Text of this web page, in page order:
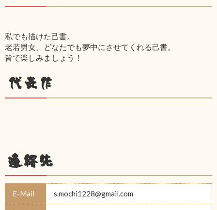
私でも描けた己書。
老若男女、どなたでも夢中にさせてくれる己書。
皆で楽しみましょう！
代表作
連絡先
E-Mail s.mochi1228@gmail.com